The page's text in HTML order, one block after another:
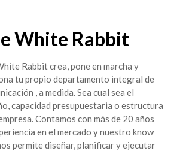
White Rabbit
Rabbit crea, pone en marcha y
tu propio departamento integral de
, a medida. Sea cual sea el
capacidad presupuestaria o estructura
Contamos con más de 20 años
en el mercado y nuestro know
permite diseñar, planificar y ejecutar